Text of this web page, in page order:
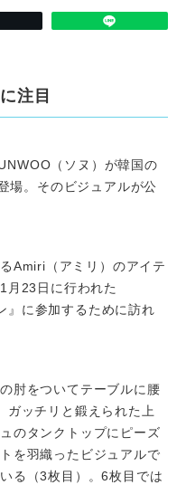
注目
（ソヌ）が韓国の
場。そのビジュアルが公
Amiri（アミリ）のアイテ
月23日に行われた
』に参加するために訪れ
肘をついてテーブルに腰
ガッチリと鍛えられた上
のタンクトップにピーズ
を羽織ったビジュアルで
る（3枚目）。6枚目では